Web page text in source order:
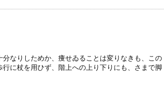
なりしためか、痩せゐることは変りなきも、この
に杖を用ひず、階上への上り下りにも、さまで脚